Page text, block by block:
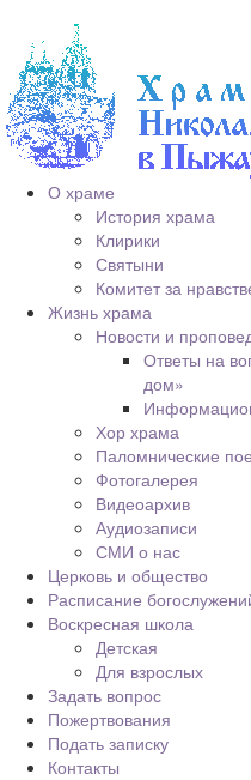
О храме
История храма
Клирики
Святыни
Комитет за
Жизнь храма
Новости и
Ответы на
дом»
Хор храма
Паломнические
Фотогалерея
Видеоархив
Аудиозаписи
СМИ о нас
Церковь и общество
Расписание
Воскресная школа
Детская
Для взрослых
Задать вопрос
Пожертвования
Подать записку
Контакты